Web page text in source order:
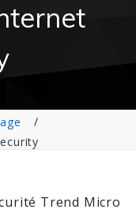
Trend Micro